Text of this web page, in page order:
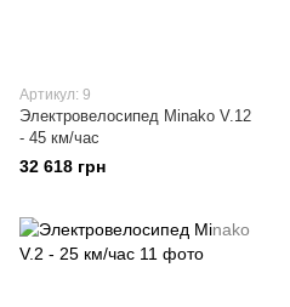
Артикул: 9
Электровелосипед Minako V.12
- 45 км/час
32 618 грн